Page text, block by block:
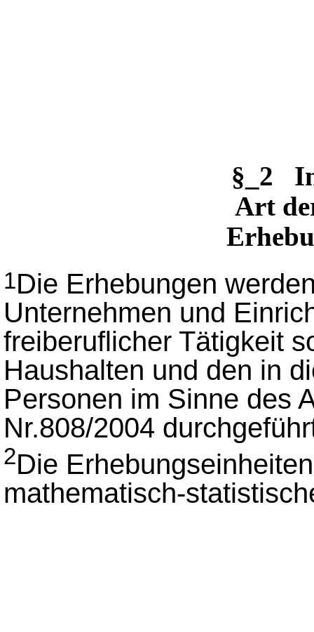
§_2
Art
1Die Erhebungen
Unternehmen und
freiberuflicher Tätigkeit
Haushalten und den in
Personen im Sinne des
Nr.808/2004
2Die
mathematisch-